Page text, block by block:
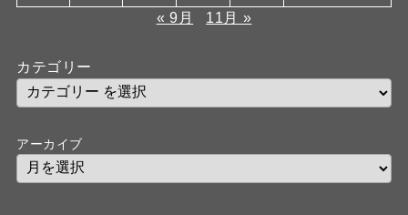
« 9月
11月 »
カテゴリー
アーカイブ